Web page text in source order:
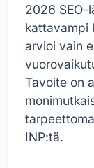
2026 SEO-
kattavampi
arvioi vain
Tavoite on
INP:tä.